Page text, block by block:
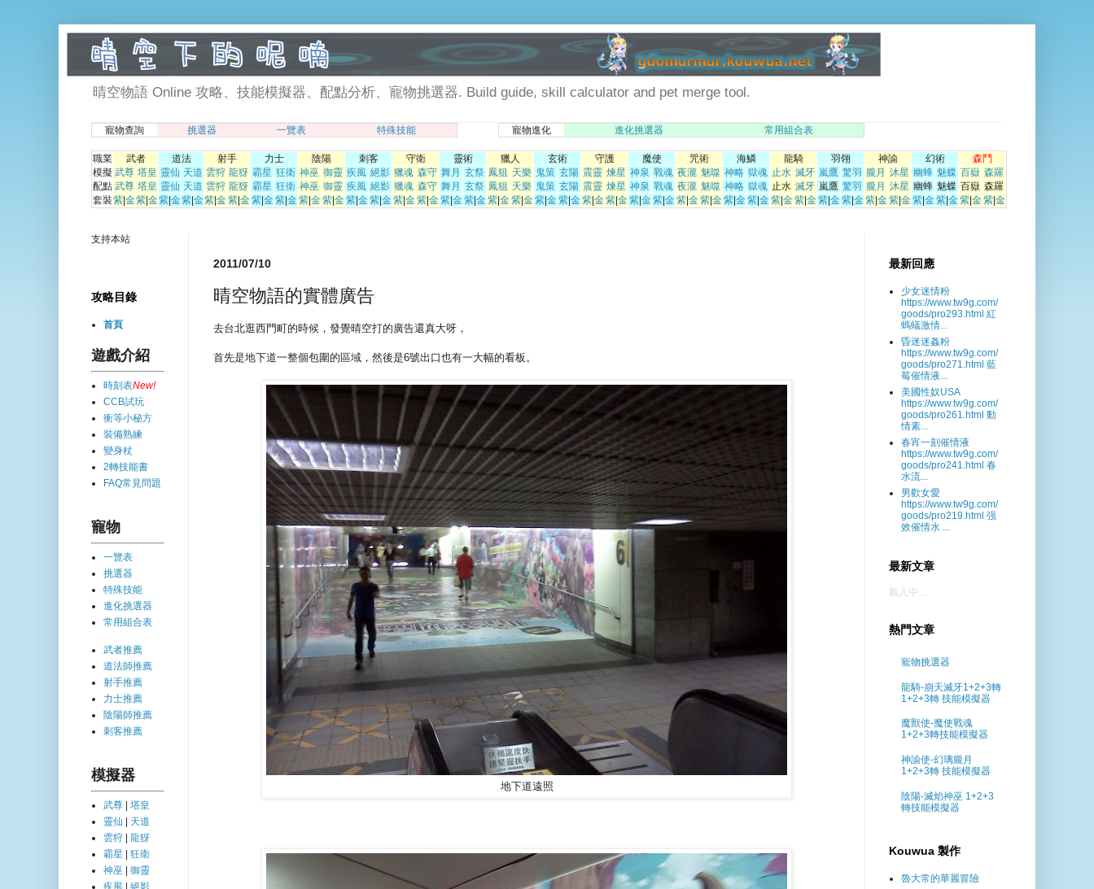
晴空物語 Online 攻略、技能模擬器、配點分析、寵物挑選器. Build guide, skill calculator and pet merge tool.
寵物查詢 挑選器 一覽表 特殊技能 寵物進化 進化挑選器 常用組合表
職業 武者 道法 射手 力士 陰陽 刺客 守衛 靈術 獵人 玄術 守護 魔使 咒術 海鱗 龍騎 羽翎 神諭 幻術
森鬥
模擬 武尊 塔皇 靈仙 天道 雲狩 龍犽 霸星 狂衛 神巫 御靈 疾風 絕影 獵魂 森守 舞月 玄祭 鳳狙 天樂 鬼策 玄陽 震靈 煉星 神泉 戰魂 夜瀧 魅噬 神略 獄魂 止水 滅牙 嵐鷹 驚羽 朧月 沐星 幽蜂 魅蝶 百嶽 森羅
配點 武尊 塔皇 靈仙 天道 雲狩 龍犽 霸星 狂衛 神巫 御靈 疾風 絕影 獵魂 森守 舞月 玄祭 鳳狙 天樂 鬼策 玄陽 震靈 煉星 神泉 戰魂 夜瀧 魅噬 神略 獄魂 止水 滅牙 嵐鷹 驚羽 朧月 沐星 幽蜂 魅蝶 百嶽 森羅
套裝紫 金紫 金紫 金紫 金紫 金紫| 金紫| 金紫| 金紫| 金紫| 金紫| 金紫| 金紫| 金紫| 金紫| 金紫| 金紫| 金紫| 金紫| 金紫| 金紫| 金紫| 金紫| 金紫| 金紫| 金紫| 金紫| 金紫| 金紫| 金紫| 金紫| 金紫| 金紫| 金紫| 金紫| 金紫| 金紫| 金紫| 金
2011/07/10
晴空物語的實體廣告
去台北逛西門町的時候，發覺晴空打的廣告還真大呀，
首先是地下道一整個包圍的區域，然後是6號出口也有一大幅的看板。
地下道遠照
支持本站
攻略目錄
首頁
遊戲介紹
時刻表New!
CCB試玩
衝等小秘方
裝備熟練
變身杖
2轉技能書
FAQ常見問題
寵物
一覽表
挑選器
特殊技能
進化挑選器
常用組合表
武者推薦
道法師推薦
射手推薦
力士推薦
陰陽師推薦
刺客推薦
模擬器
武尊
塔皇
靈仙
天道
雲狩
龍犽
霸星
狂衛
神巫
御靈
最新回應
少女迷情粉
https://www.tw9g.com/
goods/pro293.html 紅
螞蟻激情...
昏迷迷姦粉
https://www.tw9g.com/
goods/pro271.html 藍
莓催情液...
美國性奴USA
https://www.tw9g.com/
goods/pro261.html 動
情素...
春宵一刻催情液
https://www.tw9g.com/
goods/pro241.html 春
水流...
男歡女愛
https://www.tw9g.com/
goods/pro219.html 强
效催情水 ...
最新文章
載入中…
熱門文章
寵物挑選器
龍騎-崩天滅牙1+2+3轉
1+2+3轉 技能模擬器
魔獸使-魔使戰魂
1+2+3轉技能模擬器
神諭使-幻璃朧月
1+2+3轉 技能模擬器
陰陽-滅焰神巫 1+2+3
轉技能模擬器
Kouwua 製作
魯大常的華麗冒險